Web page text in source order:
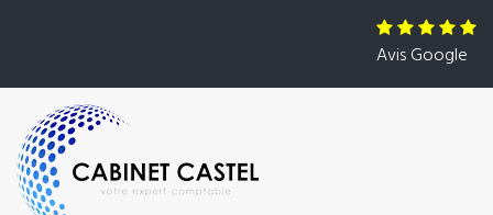
Avis Google